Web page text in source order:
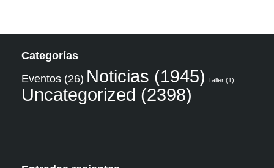
Categorías
Eventos (26) Noticias (1945) Taller (1)
Uncategorized (2398)